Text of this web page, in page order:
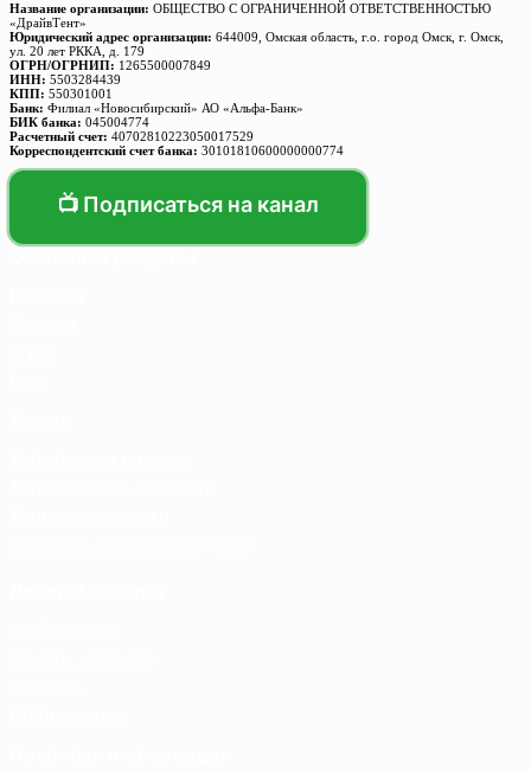
Название организации: ОБЩЕСТВО С ОГРАНИЧЕННОЙ ОТВЕТСТВЕННОСТЬЮ
«ДрайвТент»
Юридический адрес организации: 644009, Омская область, г.о. город Омск, г. Омск,
ул. 20 лет РККА, д. 179
ОГРН/ОГРНИП: 1265500007849
ИНН: 5503284439
КПП: 550301001
Банк: Филиал «Новосибирский» АО «Альфа-Банк»
БИК банка: 045004774
Расчетный счет: 40702810223050017529
Корреспондентский счет банка: 30101810600000000774
📺 Подписаться на канал